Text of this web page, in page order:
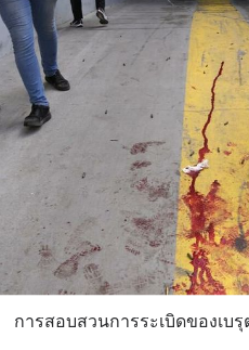
การสอบสวนการระเบิดของเบรุ